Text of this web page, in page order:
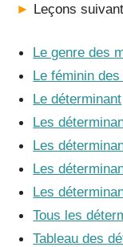
► Leçons
Le genre des
Le féminin
Le déterminant
Les
Les
Les
Les
Tous les
Tableau des